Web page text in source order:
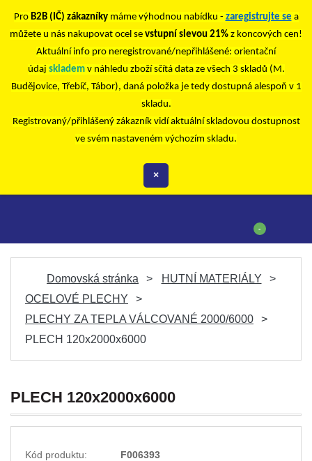
Pro B2B (IČ) zákazníkymáme výhodnou nabídku - zaregistrujte se a
můžete u nás nakupovat ocel se vstupní slevou 21% z koncových cen!
Aktuální info pro neregistrované/nepřihlášené: orientační
údaj skladem v náhledu zboží sčítá data ze všech 3 skladů (M.
Budějovice, Třebíč, Tábor), daná položka je tedy dostupná alespoň v 1
skladu.
Registrovaný/přihlášený zákazník vidí aktuální skladovou dostupnost
ve svém nastaveném výchozím skladu.
×
-
Domovská stránka
HUTNÍ MATERIÁLY
OCELOVÉ PLECHY
PLECHY ZA TEPLA VÁLCOVANÉ 2000/6000
PLECH 120x2000x6000
PLECH 120x2000x6000
Kód produktu:
F006393